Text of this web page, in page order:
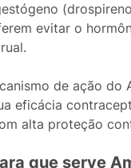
evitar o
de ação do
eficácia
alta proteção
que serve